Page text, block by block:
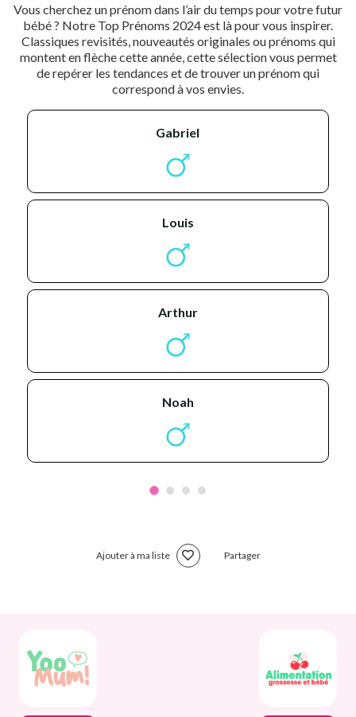
Vous cherchez un prénom dans l’air du temps pour votre futur
bébé ? Notre Top Prénoms 2024 est là pour vous inspirer.
Classiques revisités, nouveautés originales ou prénoms qui
montent en flèche cette année, cette sélection vous permet
de repérer les tendances et de trouver un prénom qui
correspond à vos envies.
gabriel
louis
arthur
noah
Ajouter à ma liste Partager